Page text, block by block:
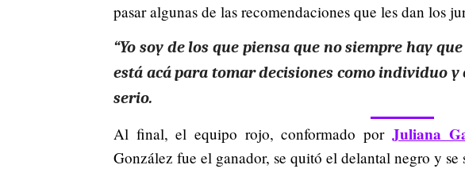
pasar algunas de las recomendaciones que les dan los
“Yo soy de los que piensa que no siempre hay
está acá para tomar decisiones como individuo y
serio.
Al final, el equipo rojo, conformado por Juliana
González fue el ganador, se quitó el delantal negro y